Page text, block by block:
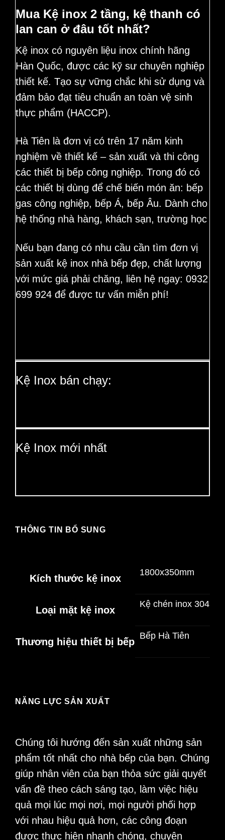
Mua Kệ inox 2 tầng, kệ thanh có
lan can ở đâu tốt nhất?
Kệ inox có nguyên liệu inox chính hãng
Hàn Quốc, được các kỹ sư chuyên nghiệp
thiết kế. Tạo sự vững chắc khi sử dụng và
đảm bảo đạt tiêu chuẩn an toàn vệ sinh
thực phẩm (HACCP).
Hà Tiên là đơn vị có trên 17 năm kinh
nghiệm về thiết kế – sản xuất và thi công
các thiết bị bếp công nghiệp. Trong đó có
các thiết bị dùng để chế biến món ăn: bếp
gas công nghiệp, bếp Á, bếp Âu. Dành cho
hệ thống nhà hàng, khách sạn, trường học
Nếu bạn đang có nhu cầu cần tìm đơn vị
sản xuất kệ inox nhà bếp đẹp, chất lượng
với mức giá phải chăng, liên hệ ngay: 0932
699 924 để được tư vấn miễn phí!
Kệ Inox bán chạy:
Kệ Inox mới nhất
THÔNG TIN BỔ SUNG
Kích thước kệ inox
1800x350mm
Loại mặt kệ inox
Kệ chén inox 304
Thương hiệu thiết bị bếp
Bếp Hà Tiên
NĂNG LỰC SẢN XUẤT
Chúng tôi hướng đến sản xuất những sản
phẩm tốt nhất cho nhà bếp của bạn. Chúng
giúp nhân viên của bạn thỏa sức giải quyết
vấn đề theo cách sáng tạo, làm việc hiệu
quả mọi lúc mọi nơi, mọi người phối hợp
với nhau hiệu quả hơn, các công đoạn
được thực hiện nhanh chóng, chuyên